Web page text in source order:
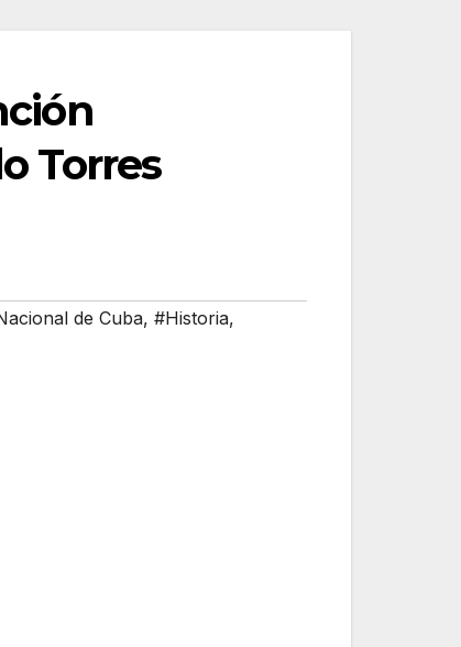
Torres
de Cuba, #Historia,